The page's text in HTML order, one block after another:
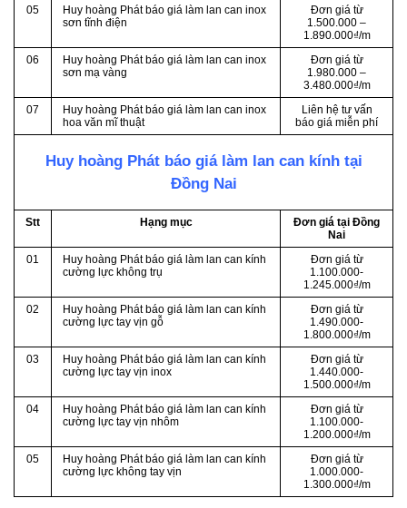
05
Huy hoàng Phát báo giá làm lan can inox
sơn tĩnh điện
Đơn giá từ
1.500.000 –
1.890.000₫/m
06
Huy hoàng Phát báo giá làm lan can inox
sơn mạ vàng
Đơn giá từ
1.980.000 –
3.480.000₫/m
07
Huy hoàng Phát báo giá làm lan can inox
hoa văn mĩ thuật
Liên hệ tư vấn
báo giá miễn phí
Huy hoàng Phát báo giá làm lan can kính tại
Đồng Nai
Stt Hạng mục
Đơn giá tại Đồng
Nai
01
Huy hoàng Phát báo giá làm lan can kính
cường lực không trụ
Đơn giá từ
1.100.000-
1.245.000₫/m
02
Huy hoàng Phát báo giá làm lan can kính
cường lực tay vịn gỗ
Đơn giá từ
1.490.000-
1.800.000₫/m
03
Huy hoàng Phát báo giá làm lan can kính
cường lực tay vịn inox
Đơn giá từ
1.440.000-
1.500.000₫/m
04
Huy hoàng Phát báo giá làm lan can kính
cường lực tay vịn nhôm
Đơn giá từ
1.100.000-
1.200.000₫/m
05
Huy hoàng Phát báo giá làm lan can kính
cường lực không tay vịn
Đơn giá từ
1.000.000-
1.300.000₫/m